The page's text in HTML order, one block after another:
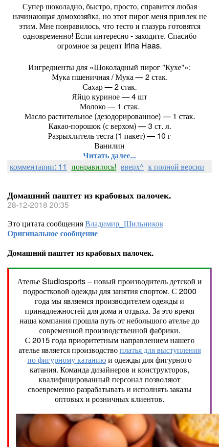
Супер шоколадно, быстро, просто, справится любая
начинающая домохозяйка, но этот пирог меня привлек не
этим. Мне понравилось, что тесто и глазурь готовятся
одновременно! Если интересно - заходите. Спасибо
огромное за рецепт Irina Haas.
Ингредиенты для «Шоколадный пирог "Кухе"»:
Мука пшеничная / Мука — 2 стак.
Сахар — 2 стак.
Яйцо куриное — 4 шт
Молоко — 1 стак.
Масло растительное (дезодорированное) — 1 стак.
Какао-порошок (с верхом) — 3 ст. л.
Разрыхлитель теста (1 пакет) — 10 г
Ванилин
Читать далее...
комментарии: 11 понравилось! вверх^ к полной версии
Домашний паштет из крабовых палочек.
28-12-2018 20:35
Это цитата сообщенияВладимир_Шильников
Оригинальное сообщение
Домашний паштет из крабовых палочек.
Ателье Studiosports – новый производитель детской и
подростковой одежды для занятия спортом. С 2000
года мы являемся производителем одежды и
принадлежностей для дома и отдыха. За это время
наша компания прошла путь от небольшого ателье до
современной производственной фабрики.
С 2015 года приоритетным направлением нашего
ателье является производствоплатья для выступления
по фигурному катаниюи одежды для фигурного
катания. Команда дизайнеров и конструкторов,
квалифицированный персонал позволяют
своевременно разрабатывать и исполнять заказы
оптовых и розничных клиентов.